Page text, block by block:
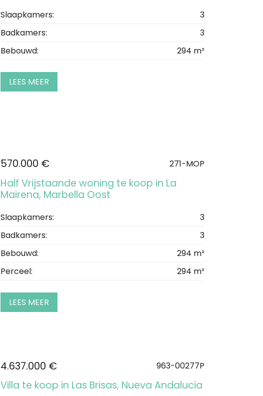
Slaapkamers:
3
Badkamers:
3
Bebouwd:
294 m²
LEES MEER
570.000 € 271-MOP
Half Vrijstaande woning te koop in La
Mairena, Marbella Oost
Slaapkamers:
3
Badkamers:
3
Bebouwd:
294 m²
Perceel:
294 m²
LEES MEER
4.637.000 € 963-00277P
Villa te koop in Las Brisas, Nueva Andalucia